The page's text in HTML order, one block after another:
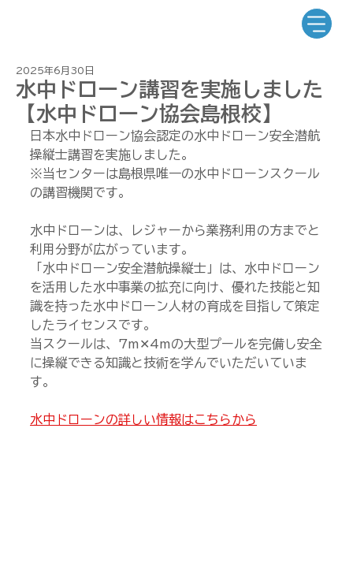
水中ドローン講習を実施しました
【水中ドローン協会島根校】
2025年6月30日
日本水中ドローン協会認定の​水中ドローン安全潜航
操縦士講習を実施しました。
※当センターは島根県唯一の水中ドローンスクール
の講習機関です。
水中ドローンは、レジャーから業務利用の方までと
利用分野が広がっています。
「水中ドローン安全潜航操縦士」は、水中ドローン
を活用した水中事業の拡充に向け、優れた技能と知
識を持った水中ドローン人材の育成を目指して策定
したライセンスです。
当スクールは、7m✕4mの大型プールを完備し安全
に操縦できる知識と技術を学んでいただいていま
す。
水中ドローンの詳しい情報はこちらから